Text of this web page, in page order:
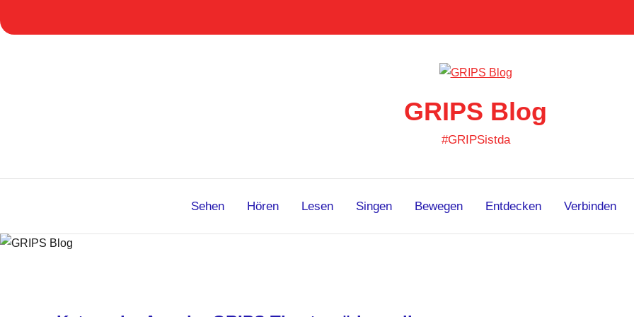
Inhalt
GRIPS Blog
#GRIPSistda
Sehen Hören Lesen Singen Bewegen Entdecken Verbinden